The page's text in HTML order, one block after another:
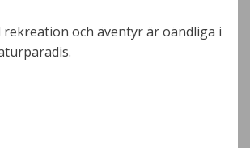
och äventyr är oändliga i